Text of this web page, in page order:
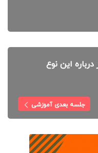
این نوع
جلسه بعدی آموزشی